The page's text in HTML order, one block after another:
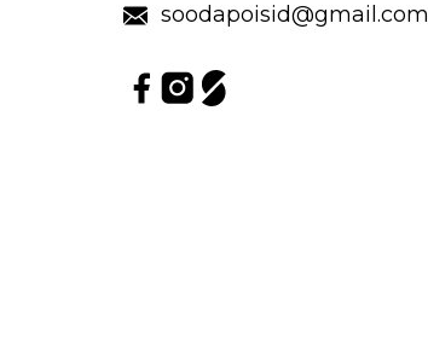
soodapoisid@gmail.com